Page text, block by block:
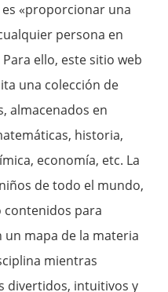
es «proporcionar una
persona en
ello, este sitio web
una colección de
almacenados en
historia,
economía, etc. La
de todo el mundo,
contenidos para
mapa de la materia
mientras
divertidos, intuitivos y